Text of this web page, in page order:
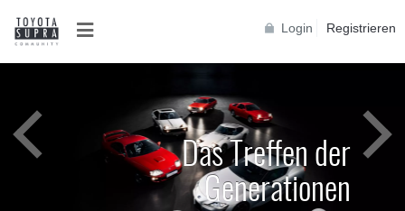
Login Registrieren
Das Treffen der
Generationen